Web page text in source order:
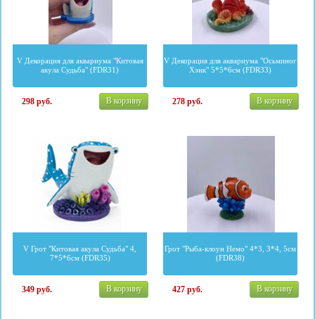
V Декорация для аквариума "Китовая
акула Судьба" (FDR31)
298руб. В корзину
V Декорация для аквариума "Осьминог
Хэнк" 5*5*6см (FDR33)
278руб. В корзину
V Грот "Китовая акула Судьба" 4,
7*5*6см (FDR35)
349руб. В корзину
Грот "Рыба-клоун Немо" 4*3, 3*4, 5см
(FDR38)
427руб. В корзину